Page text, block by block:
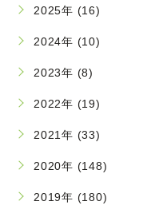
2025年 (16)
2024年 (10)
2023年 (8)
2022年 (19)
2021年 (33)
2020年 (148)
2019年 (180)